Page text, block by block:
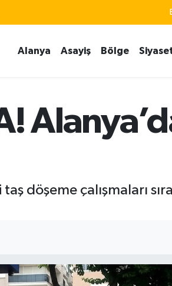
Alanya Asayiş Bölge
döşeme çalışmaları